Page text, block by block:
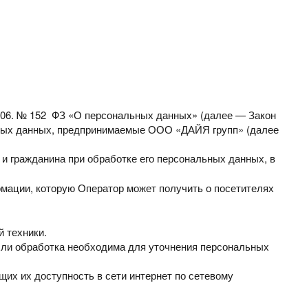
№ 152 ФЗ «О персональных данных» (далее — Закон
данных, предпринимаемые ООО «ДАЙЯ групп» (далее
гражданина приобработке его персональных данных, в
которую Оператор может получить о посетителях
техники.
обработка необходима для уточнения персональных
их доступность в сети интернет по сетевому